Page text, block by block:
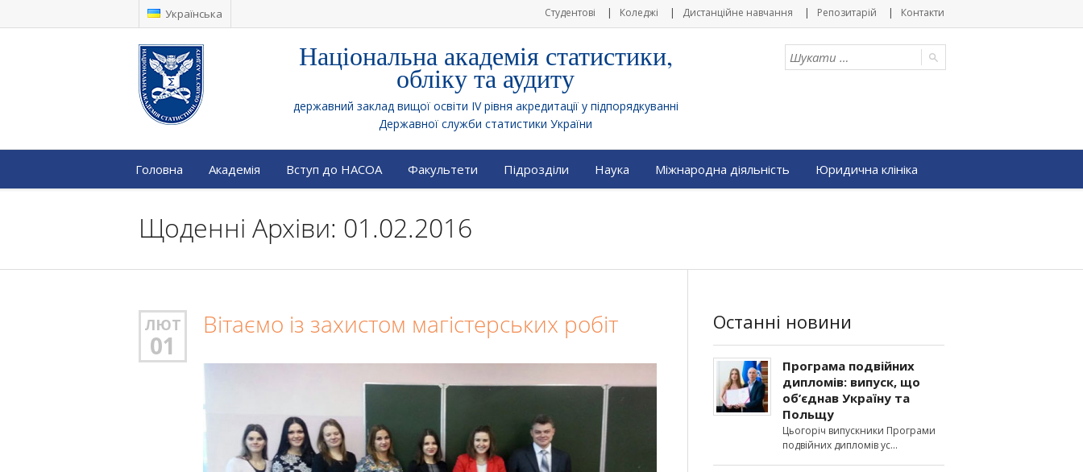
Українська Студентові Коледжі Дистанційне навчання Репозитарій Контакти
Національна академія статистики,
обліку та аудиту
державний заклад вищої освіти IV рівня акредитації у підпорядкуванні
Державної служби статистики України
Головна Академія Вступ до НАСОА Факультети Підрозділи Наука Міжнародна діяльність Юридична клініка
Щоденні Архіви: 01.02.2016
ЛЮТ
01
Вітаємо із захистом магістерських робіт Останні новини
Програма подвійних
дипломів: випуск, що
об’єднав Україну та
Польщу
Цьогоріч випускники Програми
подвійних дипломів ус